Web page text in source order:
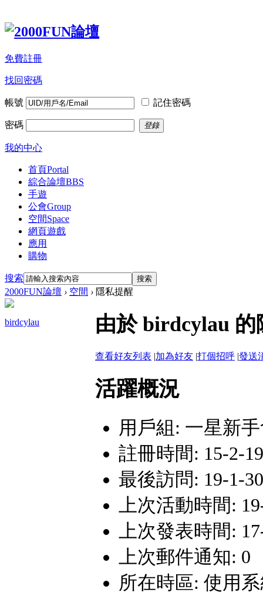
免費註冊
找回密碼
帳號 記住密碼
密碼 登錄
我的中心
首頁Portal
綜合論壇BBS
手遊
公會Group
空間Space
網頁遊戲
應用
購物
搜索 搜索
2000FUN論壇 › 空間 › 隱私提醒
birdcylau 由於 birdcylau
查看好友列表 |加為好友 |打個招呼 |發送
活躍概況
用戶組: 一星新
註冊時間: 15-2-
最後訪問: 19-1-
上次活動時間:
上次發表時間:
上次郵件通知: 0
所在時區: 使用